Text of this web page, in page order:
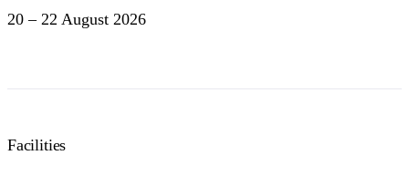
20 – 22 August 2026
Facilities